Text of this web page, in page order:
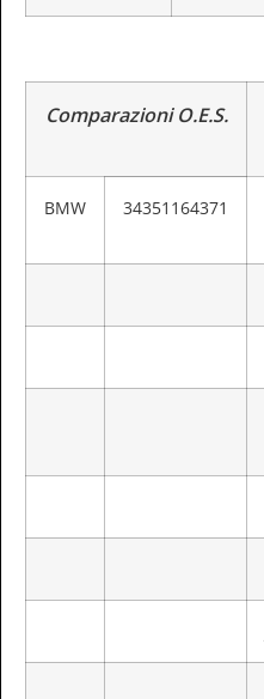
Comparazioni O.E.S.
BMW 34351164371